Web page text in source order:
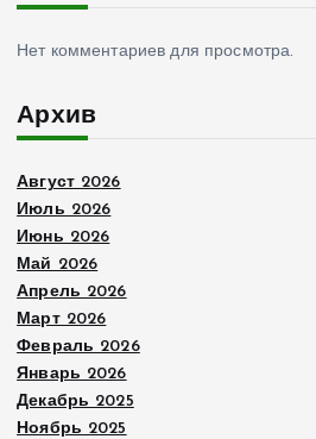
Нет комментариев для просмотра.
Архив
Август 2026
Июль 2026
Июнь 2026
Май 2026
Апрель 2026
Март 2026
Февраль 2026
Январь 2026
Декабрь 2025
Ноябрь 2025